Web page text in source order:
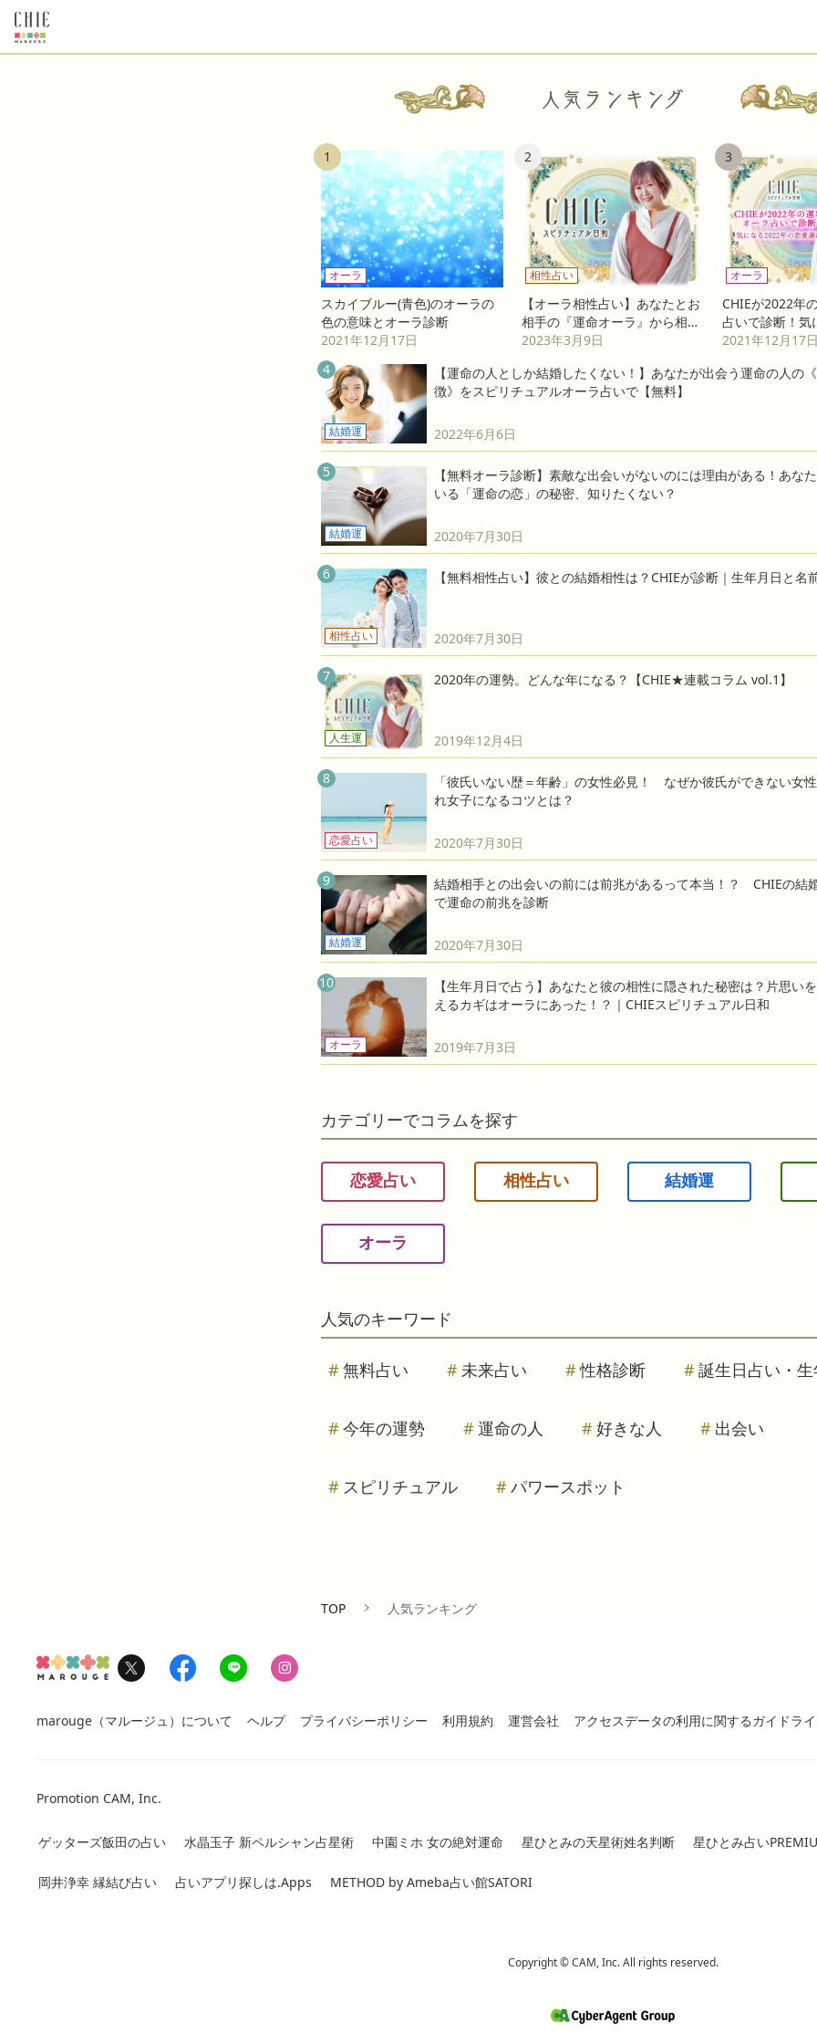
1
オーラ
スカイブルー(青色)のオーラの
色の意味とオーラ診断
2021年12月17日
2
相性占い
【オーラ相性占い】あなたとお
相手の『運命オーラ』から相性
を診断！《恋愛相性/友達相性/
2023年3月9日
3
オーラ
CHIEが2022年
占いで診断！気
恋愛運は？
2021年12月17日
4
結婚運
【運命の人としか結婚したくない！】あなたが出会う運命の人の
徴》をスピリチュアルオーラ占いで【無料】
2022年6月6日
5
結婚運
【無料オーラ診断】素敵な出会いがないのには理由がある！あな
いる「運命の恋」の秘密、知りたくない？
2020年7月30日
6
相性占い
【無料相性占い】彼との結婚相性は？CHIEが診断｜生年月日と名
2020年7月30日
7
人生運
2020年の運勢。どんな年になる？【CHIE★連載コラム vol.1】
2019年12月4日
8
恋愛占い
「彼氏いない歴＝年齢」の女性必見！ なぜか彼氏ができない女
れ女子になるコツとは？
2020年7月30日
9
結婚運
結婚相手との出会いの前には前兆があるって本当！？ CHIEの結
で運命の前兆を診断
2020年7月30日
10
オーラ
【生年月日で占う】あなたと彼の相性に隠された秘密は？片思い
えるカギはオーラにあった！？｜CHIEスピリチュアル日和
2019年7月3日
カテゴリーでコラムを探す
恋愛占い 相性占い 結婚運
オーラ
人気のキーワード
無料占い 未来占い 性格診断 誕生日占い・
今年の運勢 運命の人 好きな人 出会い
スピリチュアル パワースポット
TOP X 人気ランキング
F L I
marouge（マルージュ）について ヘルプ プライバシーポリシー 利用規約 運営会社 アクセスデータの利用に関するガイドラ
Promotion CAM, Inc.
ゲッターズ飯田の占い 水晶玉子 新ペルシャン占星術 中園ミホ 女の絶対運命 星ひとみの天星術姓名判断 星ひとみ占い
岡井浄幸 縁結び占い 占いアプリ探しは.Apps METHOD by Ameba占い館SATORI
Copyright © CAM, Inc. All rights reserved.